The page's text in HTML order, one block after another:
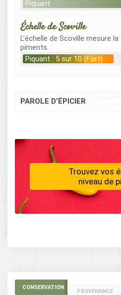
Piquant
Échelle de Scoville
L’échelle de Scoville mesure
piments.
Piquant : 5 sur 10 (Fort)
PAROLE D’ÉPICIER
Trouvez vos
niveau de
CONSERVATION
PROVENANCE